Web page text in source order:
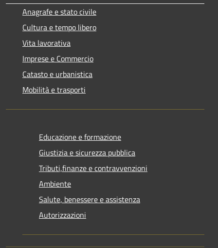
Anagrafe e stato civile
Cultura e tempo libero
Vita lavorativa
Imprese e Commercio
Catasto e urbanistica
Mobilità e trasporti
Educazione e formazione
Giustizia e sicurezza pubblica
Tributi,finanze e contravvenzioni
Ambiente
Salute, benessere e assistenza
Autorizzazioni